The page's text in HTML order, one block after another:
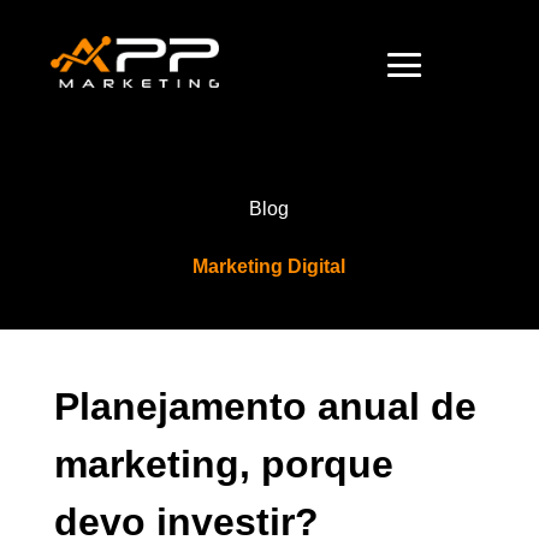
Blog
Marketing Digital
Planejamento anual de
marketing, porque
devo investir?